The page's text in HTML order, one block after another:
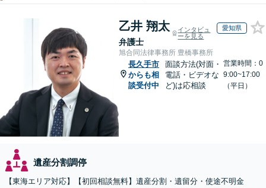
乙井 翔太
弁護士
インタビュ
ーを見る
愛知県
旭合同法律事務所 豊橋事務所
長久手市
からも相
談受付中
面談方法(対面・
電話・ビデオな
ど)は応相談
営業時間：0
9:00~17:00
（平日）
遺産分割調停
【東海エリア対応】【初回相談無料】遺産分割・遺留分・使途不明金